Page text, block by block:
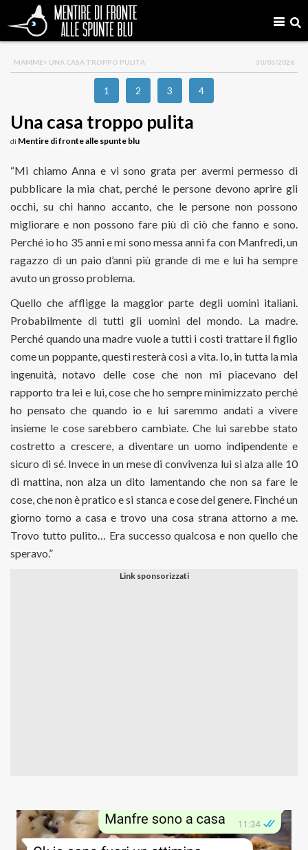
MAMME> UNA CASA TROPPO PULITA 30/03/2026
1 2 3 4
Una casa troppo pulita
di Mentire di fronte alle spunte blu
“Mi chiamo Anna e vi sono grata per avermi permesso di
pubblicare la mia chat, perché le persone devono aprire gli
occhi, su chi hanno accanto, che le persone non possono
migliorare e non possono fare più di ciò che fanno e sono.
Perché io ho 35 anni e mi sono messa anni fa con Manfredi, un
ragazzo di un paio d’anni più grande di me e lui ha sempre
avuto un grosso problema.
Quello che affligge la maggior parte degli uomini italiani.
Probabilmente di tutti gli uomini del mondo. La madre.
Perché quando una madre vuole a tutti i costi trattare il figlio
come un poppante, questi resterà così a vita. Io, in tutta la mia
ingenuità, notavo delle cose che non mi piacevano del
rapporto tra lei e lui, cose che ho sempre minimizzato perché
ho pensato che quando io e lui saremmo andati a vivere
insieme le cose sarebbero cambiate. Che lui sarebbe stato
costretto a crescere, a diventare un uomo indipendente e
sicuro di sé. Invece in un mese di convivenza lui si alza alle 10
di mattina, non alza un dito lamentando che non sa fare le
cose, che non è pratico e si stanca e cose del genere. Finché un
giorno torno a casa e trovo una cosa strana attorno a me.
Trovo tutto pulito… Era successo qualcosa e non quello che
speravo.”